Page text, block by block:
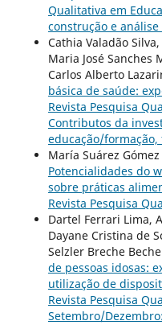
Qualitativa em
construção e análise
Cathia Valadão
Maria José Sanches
Carlos Alberto
básica de saúde:
Revista Pesquisa
Contributos da
educação/
María Suárez
Potencialidades do
sobre práticas
Revista Pesquisa
Dartel Ferrari Lima,
Dayane Cristina de
Selzler Breche
de pessoas idosas:
utilização de
Revista Pesquisa
Setembro/